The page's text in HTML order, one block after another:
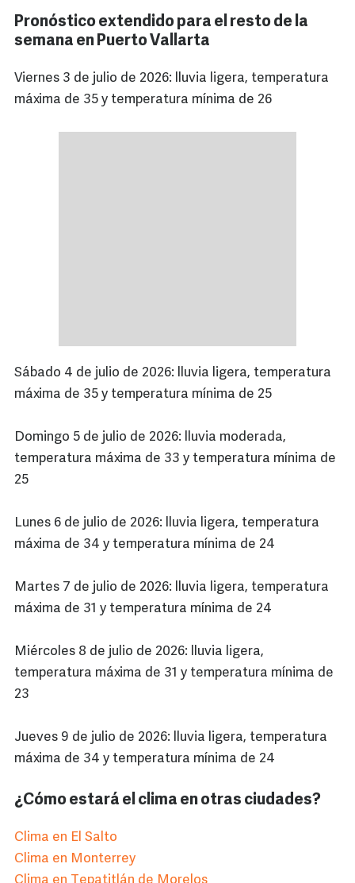
Pronóstico extendido para el resto de la
semana en Puerto Vallarta
Viernes 3 de julio de 2026: lluvia ligera, temperatura
máxima de 35 y temperatura mínima de 26
Sábado 4 de julio de 2026: lluvia ligera, temperatura
máxima de 35 y temperatura mínima de 25
Domingo 5 de julio de 2026: lluvia moderada,
temperatura máxima de 33 y temperatura mínima de
25
Lunes 6 de julio de 2026: lluvia ligera, temperatura
máxima de 34 y temperatura mínima de 24
Martes 7 de julio de 2026: lluvia ligera, temperatura
máxima de 31 y temperatura mínima de 24
Miércoles 8 de julio de 2026: lluvia ligera,
temperatura máxima de 31 y temperatura mínima de
23
Jueves 9 de julio de 2026: lluvia ligera, temperatura
máxima de 34 y temperatura mínima de 24
¿Cómo estará el clima en otras ciudades?
Clima en El Salto
Clima en Monterrey